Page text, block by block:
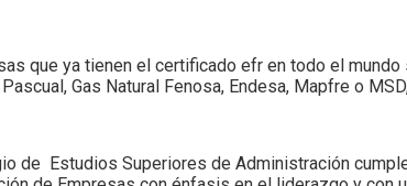
que ya tienen el certificado efr en todo el mundo
Gas Natural Fenosa, Endesa, Mapfre o
de Estudios Superiores de Administración